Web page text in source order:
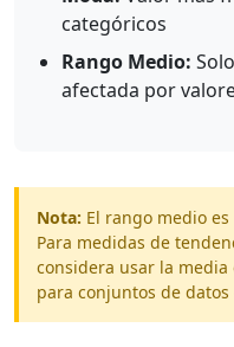
categóricos
Rango Medio:
afectada por
Nota: El rango medio
Para medidas de
considera usar la
para conjuntos de